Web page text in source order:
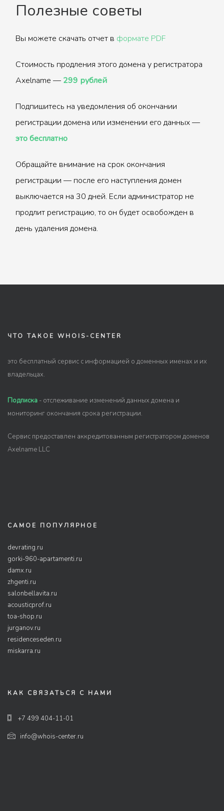
Полезные советы
Вы можете скачать отчет в формате PDF
Стоимость продления этого домена у регистратора
Axelname — 299 рублей
Подпишитесь на уведомления об окончании
регистрации домена или изменении его данных —
это бесплатно
Обращайте внимание на срок окончания
регистрации — после его наступления домен
выключается на 30 дней. Если администратор не
продлит регистрацию, то он будет освобожден в
день удаления домена.
ЧТО ТАКОЕ WHOIS-CENTER
это бесплатный сервис с информацией о доменных именах и их
владельцах.
Подписка - отслеживание изменений данных домена и
мониторинг окончания срока регистрации.
Сервис предоставлен аккредитованным регистратором доменов
Axelname LLC
САМОЕ ПОПУЛЯРНОЕ
devrating.ru
gorki-960-apartamenti.ru
damx.ru
zhgenti.ru
salonbellavita.ru
acousticprof.ru
toa-shop.ru
jurganov.ru
residenceseden.ru
miskarra.ru
КАК СВЯЗАТЬСЯ С НАМИ
+7 499 404-11-01
info@whois-center.ru